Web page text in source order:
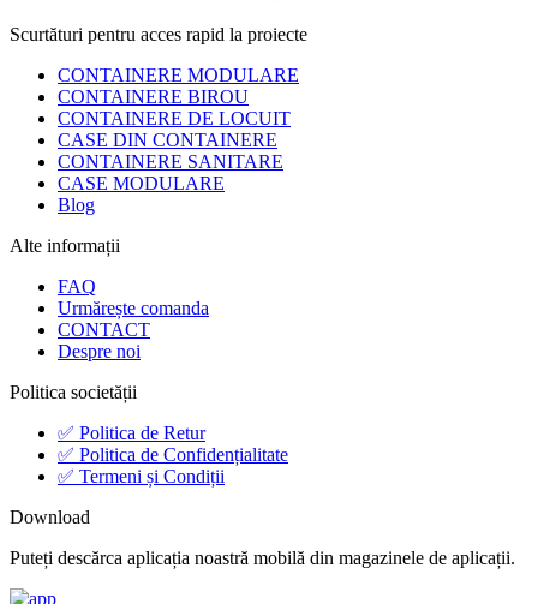
Scurtături pentru acces rapid la proiecte
CONTAINERE MODULARE
CONTAINERE BIROU
CONTAINERE DE LOCUIT
CASE DIN CONTAINERE
CONTAINERE SANITARE
CASE MODULARE
Blog
Alte informații
FAQ
Urmărește comanda
CONTACT
Despre noi
Politica societății
✅ Politica de Retur
✅ Politica de Confidențialitate
✅ Termeni și Condiții
Download
Puteți descărca aplicația noastră mobilă din magazinele de aplicații.